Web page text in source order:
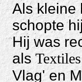
Als kleine
schopte
Hij was
als
Vlag' en